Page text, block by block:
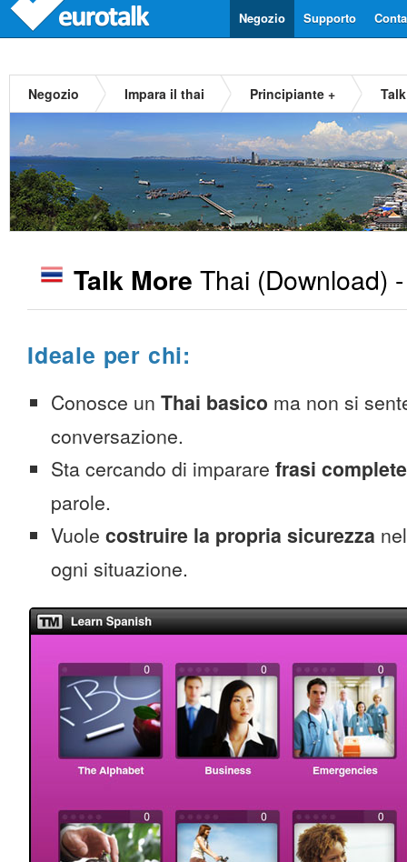
Supporto
Negozio
Negozio Impara il thai Principiante +
Talk More Thai (Download)
Ideale per chi:
Conosce un Thai basico ma non si
conversazione.
Sta cercando di imparare frasi complete
parole.
Vuole costruire la propria sicurezza
ogni situazione.